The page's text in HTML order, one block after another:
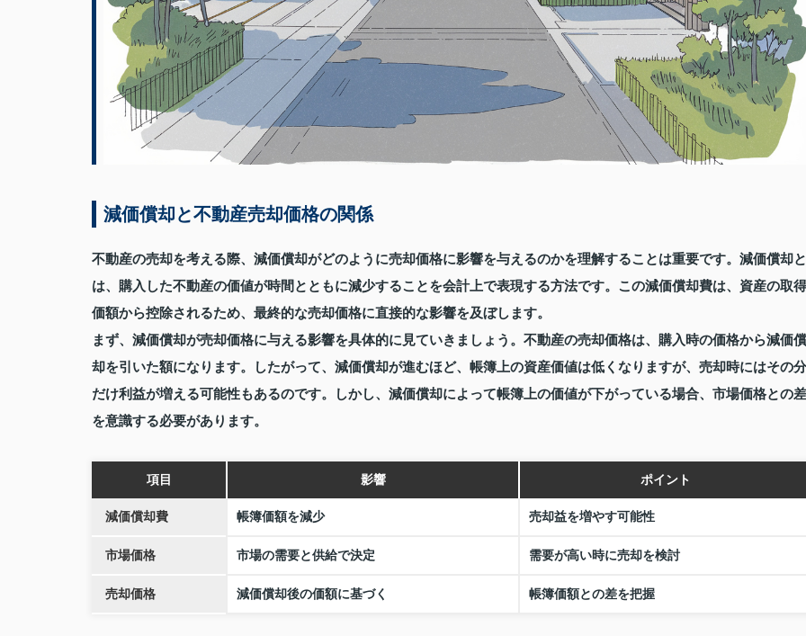
減価償却と不動産売却価格の関係
不動産の売却を考える際、減価償却がどのように売却価格に影響を与えるのかを理解することは重要です。減価償却と
は、購入した不動産の価値が時間とともに減少することを会計上で表現する方法です。この減価償却費は、資産の取得
価額から控除されるため、最終的な売却価格に直接的な影響を及ぼします。
まず、減価償却が売却価格に与える影響を具体的に見ていきましょう。不動産の売却価格は、購入時の価格から減価償
却を引いた額になります。したがって、減価償却が進むほど、帳簿上の資産価値は低くなりますが、売却時にはその分
だけ利益が増える可能性もあるのです。しかし、減価償却によって帳簿上の価値が下がっている場合、市場価格との差
を意識する必要があります。
項目 影響 ポイント
減価償却費 帳簿価額を減少 売却益を増やす可能性
市場価格 市場の需要と供給で決定 需要が高い時に売却を検討
売却価格 減価償却後の価額に基づく 帳簿価額との差を把握